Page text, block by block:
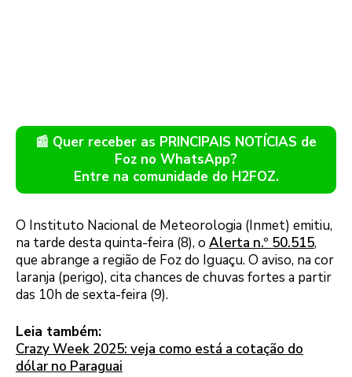
📰 Quer receber as PRINCIPAIS NOTÍCIAS de
Foz no WhatsApp?
Entre na comunidade do H2FOZ.
O Instituto Nacional de Meteorologia (Inmet) emitiu,
na tarde desta quinta-feira (8), o Alerta n.º 50.515,
que abrange a região de Foz do Iguaçu. O aviso, na cor
laranja (perigo), cita chances de chuvas fortes a partir
das 10h de sexta-feira (9).
Leia também:
Crazy Week 2025: veja como está a cotação do
dólar no Paraguai